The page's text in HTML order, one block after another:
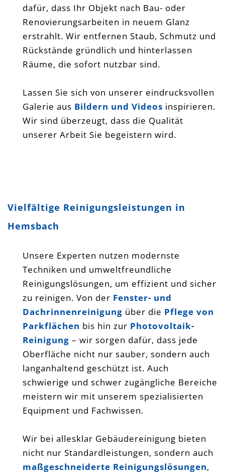
dafür, dass Ihr Objekt nach Bau- oder
Renovierungsarbeiten in neuem Glanz
erstrahlt. Wir entfernen Staub, Schmutz und
Rückstände gründlich und hinterlassen
Räume, die sofort nutzbar sind.
Lassen Sie sich von unserer eindrucksvollen
Galerie aus Bildern und Videos inspirieren.
Wir sind überzeugt, dass die Qualität
unserer Arbeit Sie begeistern wird.
Vielfältige Reinigungsleistungen in
Hemsbach
Unsere Experten nutzen modernste
Techniken und umweltfreundliche
Reinigungslösungen, um effizient und sicher
zu reinigen. Von der Fenster- und
Dachrinnenreinigung über die Pflege von
Parkflächen bis hin zur Photovoltaik-
Reinigung – wir sorgen dafür, dass jede
Oberfläche nicht nur sauber, sondern auch
langanhaltend geschützt ist. Auch
schwierige und schwer zugängliche Bereiche
meistern wir mit unserem spezialisierten
Equipment und Fachwissen.
Wir bei allesklar Gebäudereinigung bieten
nicht nur Standardleistungen, sondern auch
maßgeschneiderte Reinigungslösungen,